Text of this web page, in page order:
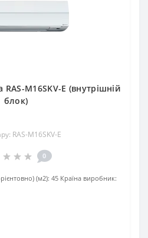
M16SKV-E (внутрішній
блок)
RAS-M16SKV-E
0
(м2): 45 Країна виробник: